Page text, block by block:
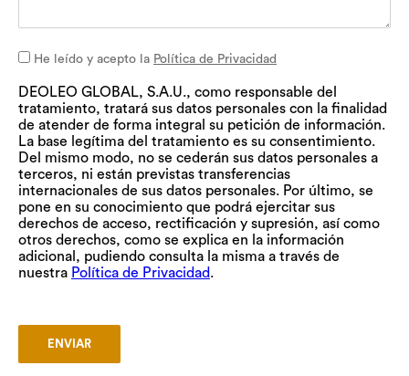
Consentimiento
He leído y acepto la Política de Privacidad
DEOLEO GLOBAL, S.A.U., como responsable del
tratamiento, tratará sus datos personales con la finalidad
de atender de forma integral su petición de información.
La base legítima del tratamiento es su consentimiento.
Del mismo modo, no se cederán sus datos personales a
terceros, ni están previstas transferencias
internacionales de sus datos personales. Por último, se
pone en su conocimiento que podrá ejercitar sus
derechos de acceso, rectificación y supresión, así como
otros derechos, como se explica en la información
adicional, pudiendo consulta la misma a través de
nuestra Política de Privacidad.